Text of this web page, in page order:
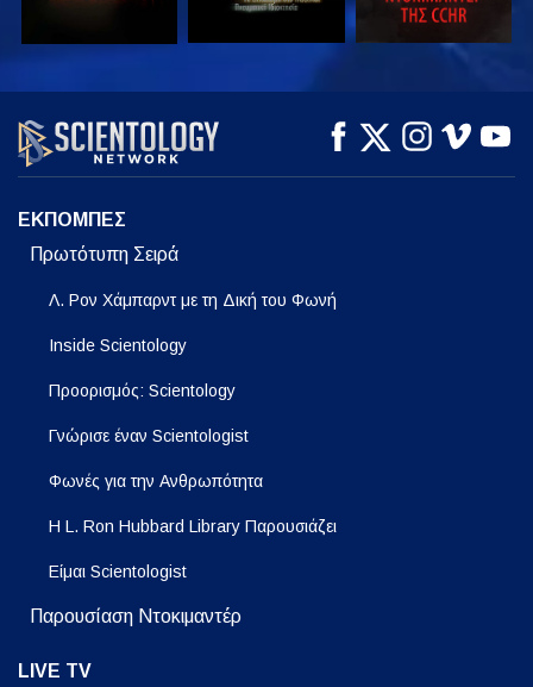
ΠΑΡΑΚΟΛΟΥΘΗΣΤΕ ΠΑΡΑΚΟΛΟΥΘΗΣΤΕ
ΕΞΕΡΕΥΝΗΣΤΕ ΤΗ
ΣΕΙΡΑ
ΕΚΠΟΜΠΕΣ
Πρωτότυπη Σειρά
Λ. Ρον Χάμπαρντ με τη Δική του Φωνή
Inside Scientology
Προορισμός: Scientology
Γνώρισε έναν Scientologist
Φωνές για την Ανθρωπότητα
Η L. Ron Hubbard Library Παρουσιάζει
Είμαι Scientologist
Παρουσίαση Ντοκιμαντέρ
LIVE TV